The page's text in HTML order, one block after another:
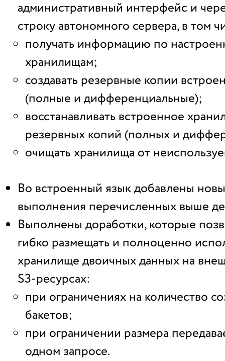
административный интерфейс и
строку автономного сервера, в том
получать информацию по
хранилищам;
создавать резервные копии
(полные и дифференциальные);
восстанавливать встроенное
резервных копий (полных и
очищать хранилища от
Во встроенный язык добавлены
выполнения перечисленных выше
Выполнены доработки, которые
гибко размещать и полноценно
хранилище двоичных данных на
S3-ресурсах:
при ограничениях на количество
бакетов;
при ограничении размера
одном запросе.